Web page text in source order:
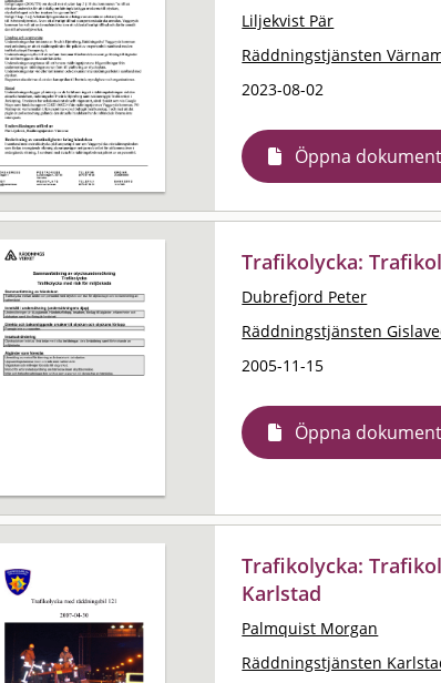
Liljekvist Pär
Räddningstjänsten
2023-08-02
Öppna dokument
Trafikolycka:
Dubrefjord Peter
Räddningstjänsten
2005-11-15
Öppna dokument
Trafikolycka:
Karlstad
Palmquist Morgan
Räddningstjänsten